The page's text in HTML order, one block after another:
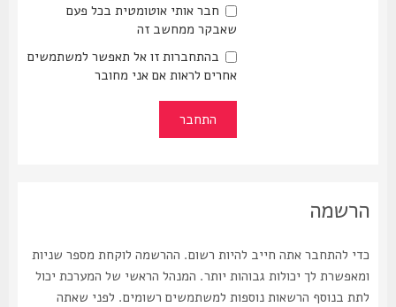
חבר אותי אוטומטית בכל פעם
שאבקר ממחשב זה
בהתחברות זו אל תאפשר למשתמשים
אחרים לראות אם אני מחובר
הרשמה
כדי להתחבר אתה חייב להיות רשום. ההרשמה לוקחת מספר שניות
ומאפשרת לך יכולות גבוהות יותר. המנהל הראשי של המערכת יכול
לתת בנוסף הרשאות נוספות למשתמשים רשומים. לפני שאתה